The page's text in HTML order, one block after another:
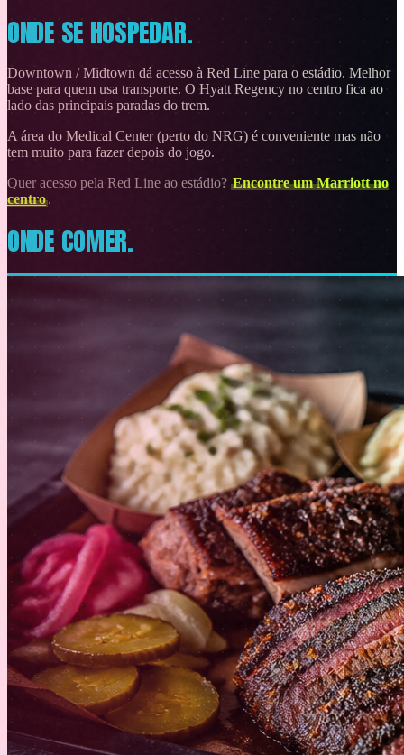
ONDE SE HOSPEDAR.
Downtown / Midtown dá acesso à Red Line para o estádio. Melhor
base para quem usa transporte. O Hyatt Regency no centro fica ao
lado das principais paradas do trem.
A área do Medical Center (perto do NRG) é conveniente mas não
tem muito para fazer depois do jogo.
Quer acesso pela Red Line ao estádio? Encontre um Marriott no
centro.
ONDE COMER.